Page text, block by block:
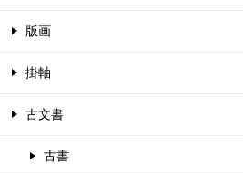
版画
掛軸
古文書
古書